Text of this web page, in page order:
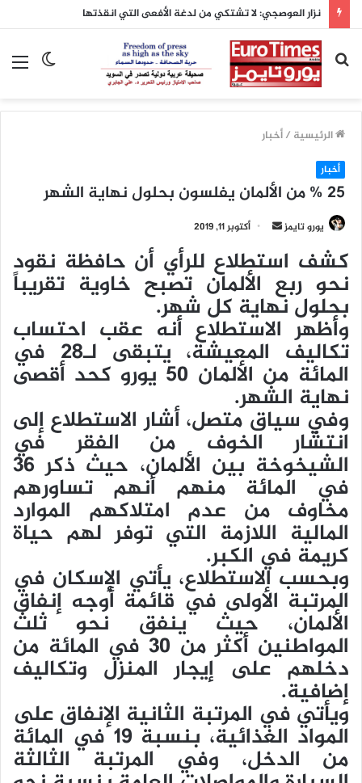
الوضع
بحث
عن
الرئيسية /أخبار
أخبار
25 % من الألمان يفلسون بحلول نهاية الشهر
يورو تايمز
س
ب
ر
د
ا
إ
ل
ت
ر
و
ن
ي
ا
أكتوبر 11, 2019
كشف استطلاع للرأي أن حافظة نقود
نحو ربع الألمان تصبح خاوية تقريباً
بحلول نهاية كل شهر.
وأظهر الاستطلاع أنه عقب احتساب
تكاليف المعيشة، يتبقى لـ28 في
المائة من الألمان 50 يورو كحد أقصى
نهاية الشهر.
وفي سياق متصل، أشار الاستطلاع إلى
انتشار الخوف من الفقر في
الشيخوخة بين الألمان، حيث ذكر 36
في المائة منهم أنهم تساورهم
مخاوف من عدم امتلاكهم الموارد
المالية اللازمة التي توفر لهم حياة
كريمة في الكبر.
وبحسب الاستطلاع، يأتي الإسكان في
المرتبة الأولى في قائمة أوجه إنفاق
الألمان، حيث ينفق نحو ثلث
المواطنين أكثر من 30 في المائة من
دخلهم على إيجار المنزل وتكاليف
إضافية.
ويأتي في المرتبة الثانية الإنفاق على
المواد الغذائية، بنسبة 19 في المائة
من الدخل، وفي المرتبة الثالثة